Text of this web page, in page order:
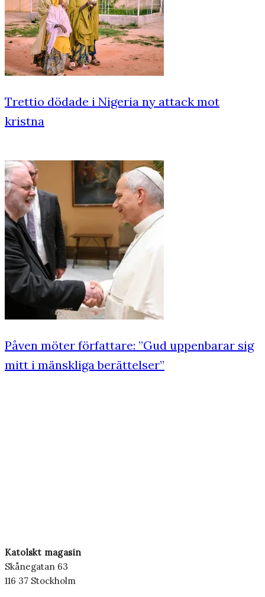
Trettio dödade i Nigeria ny attack mot
kristna
Påven möter författare: ”Gud uppenbarar sig
mitt i mänskliga berättelser”
Katolskt magasin
Skånegatan 63
116 37 Stockholm